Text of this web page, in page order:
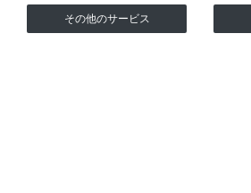
その他のサービス